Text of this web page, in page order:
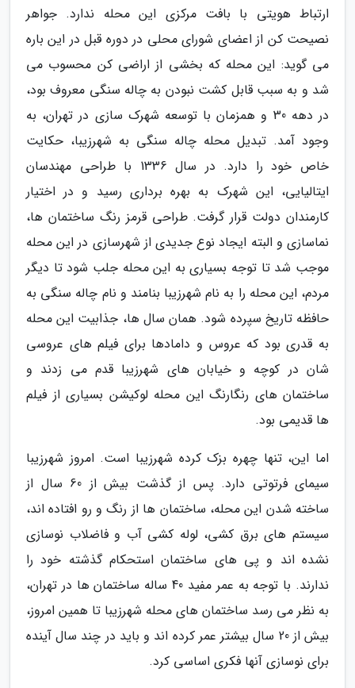
ارتباط هویتی با بافت مرکزی این محله ندارد. جواهر
نصیحت کن از اعضای شورای محلی در دوره قبل در این باره
می گوید: این محله که بخشی از اراضی کن محسوب می
شد و به سبب قابل کشت نبودن به چاله سنگی معروف بود،
در دهه 30 و همزمان با توسعه شهرک سازی در تهران، به
وجود آمد. تبدیل محله چاله سنگی به شهرزیبا، حکایت
خاص خود را دارد. در سال 1336 با طراحی مهندسان
ایتالیایی، این شهرک به بهره برداری رسید و در اختیار
کارمندان دولت قرار گرفت. طراحی قرمز رنگ ساختمان ها،
نماسازی و البته ایجاد نوع جدیدی از شهرسازی در این محله
موجب شد تا توجه بسیاری به این محله جلب شود تا دیگر
مردم، این محله را به نام شهرزیبا بنامند و نام چاله سنگی به
حافظه تاریخ سپرده شود. همان سال ها، جذابیت این محله
به قدری بود که عروس و دامادها برای فیلم های عروسی
شان در کوچه و خیابان های شهرزیبا قدم می زدند و
ساختمان های رنگارنگ این محله لوکیشن بسیاری از فیلم
ها قدیمی بود.
اما این، تنها چهره بزک کرده شهرزیبا است. امروز شهرزیبا
سیمای فرتوتی دارد. پس از گذشت بیش از 60 سال از
ساخته شدن این محله، ساختمان ها از رنگ و رو افتاده اند،
سیستم های برق کشی، لوله کشی آب و فاضلاب نوسازی
نشده اند و پی های ساختمان استحکام گذشته خود را
ندارند. با توجه به عمر مفید 40 ساله ساختمان ها در تهران،
به نظر می رسد ساختمان های محله شهرزیبا تا همین امروز،
بیش از 20 سال بیشتر عمر کرده اند و باید در چند سال آینده
برای نوسازی آنها فکری اساسی کرد.